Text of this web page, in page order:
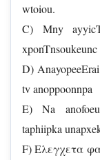
wtoiou.
C) Mny
xponTnsoukeunc
D)
tv anoppoonnpa
E) Na
taphiipka
F) Eλεγχετα